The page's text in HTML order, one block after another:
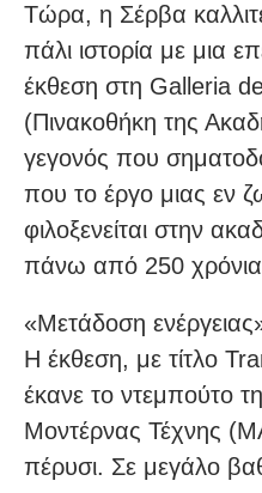
Τώρα, η Σέρβα
πάλι ιστορία με μια
έκθεση στη Galleria
(Πινακοθήκη της
γεγονός που
που το έργο μιας εν
φιλοξενείται στην
πάνω από 250
«Μετάδοση
Η έκθεση, με τίτλο
έκανε το ντεμπούτο
Μοντέρνας Τέχνης
πέρυσι. Σε μεγάλο